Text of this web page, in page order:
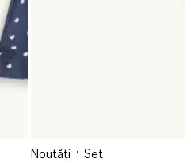
Noutăți
Set